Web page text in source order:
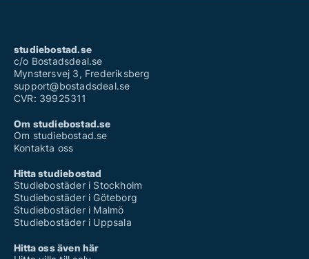
studiebostad.se
c/o Bostadsdeal.se
Mynstersvej 3, Frederiksberg
support@bostadsdeal.se
CVR: 39925311
Om studiebostad.se
Om studiebostad.se
Kontakta oss
Hitta studiebostad
Studiebostäder i Stockholm
Studiebostäder i Göteborg
Studiebostäder i Malmö
Studiebostäder i Uppsala
Hitta oss även här